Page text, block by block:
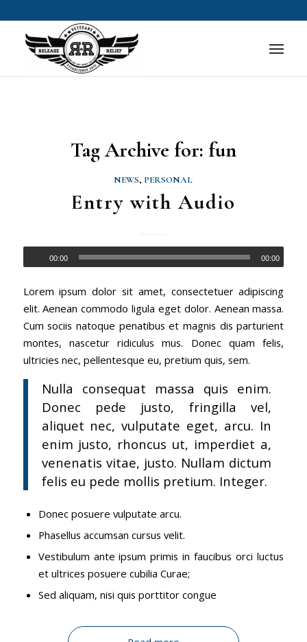
Tag Archive for: fun
NEWS, PERSONAL
Entry with Audio
00:00 00:00
Lorem ipsum dolor sit amet, consectetuer adipiscing
elit. Aenean commodo ligula eget dolor. Aenean massa.
Cum sociis natoque penatibus et magnis dis parturient
montes, nascetur ridiculus mus. Donec quam felis,
ultricies nec, pellentesque eu, pretium quis, sem.
Nulla consequat massa quis enim.
Donec pede justo, fringilla vel,
aliquet nec, vulputate eget, arcu. In
enim justo, rhoncus ut, imperdiet a,
venenatis vitae, justo. Nullam dictum
felis eu pede mollis pretium. Integer.
Donec posuere vulputate arcu.
Phasellus accumsan cursus velit.
Vestibulum ante ipsum primis in faucibus orci luctus
et ultrices posuere cubilia Curae;
Sed aliquam, nisi quis porttitor congue